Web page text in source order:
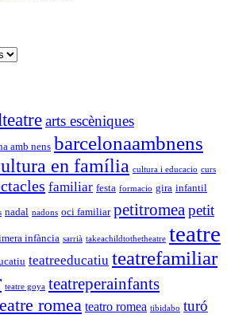
arts escèniques
amb nens barcelonaambnens
en família cultura i educacio curs
familiar festa formacio gira infantil
nadal nadons oci familiar petitromeapetit
infància sarrià takeachildtothetheatre teatre
teatreeducatiu teatrefamiliar
teatre goya teatreperainfants
romea teatro romea tibidabo turó